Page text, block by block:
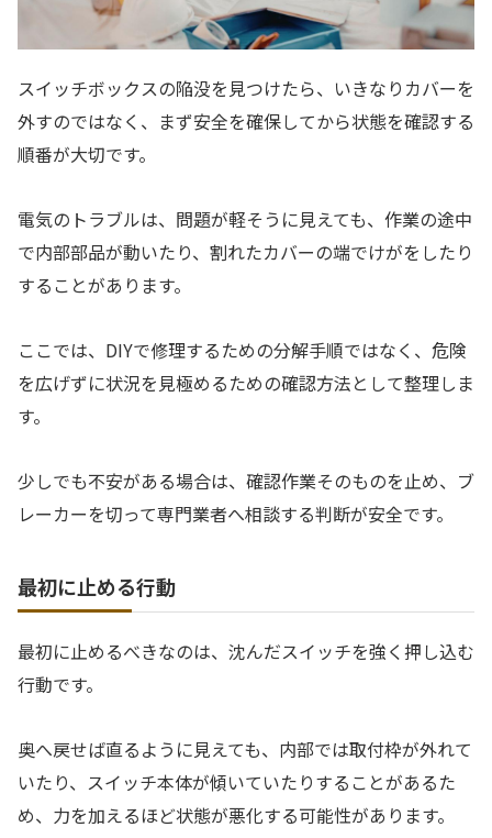
スイッチボックスの陥没を見つけたら、いきなりカバーを
外すのではなく、まず安全を確保してから状態を確認する
順番が大切です。
電気のトラブルは、問題が軽そうに見えても、作業の途中
で内部部品が動いたり、割れたカバーの端でけがをしたり
することがあります。
ここでは、DIYで修理するための分解手順ではなく、危険
を広げずに状況を見極めるための確認方法として整理しま
す。
少しでも不安がある場合は、確認作業そのものを止め、ブ
レーカーを切って専門業者へ相談する判断が安全です。
最初に止める行動
最初に止めるべきなのは、沈んだスイッチを強く押し込む
行動です。
奥へ戻せば直るように見えても、内部では取付枠が外れて
いたり、スイッチ本体が傾いていたりすることがあるた
め、力を加えるほど状態が悪化する可能性があります。